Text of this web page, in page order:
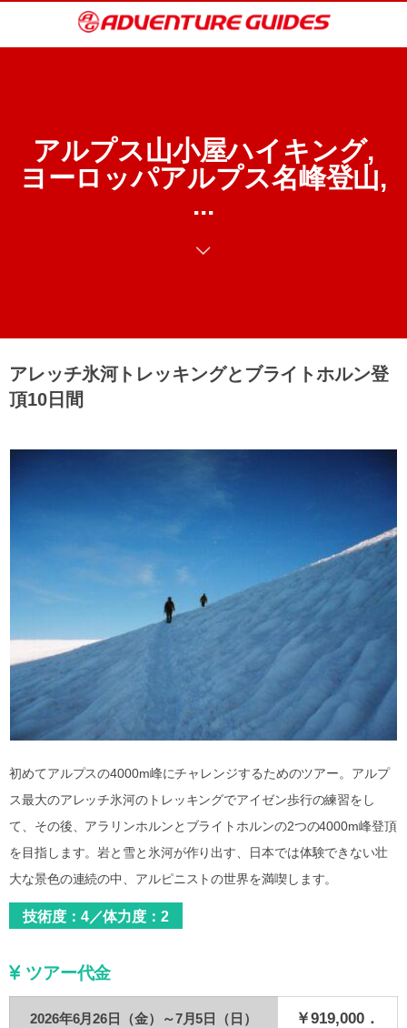
アルプス山小屋ハイキング,
ヨーロッパアルプス名峰登山,
...
アレッチ氷河トレッキングとブライトホルン登
頂10日間
初めてアルプスの4000m峰にチャレンジするためのツアー。アルプ
ス最大のアレッチ氷河のトレッキングでアイゼン歩行の練習をし
て、その後、アラリンホルンとブライトホルンの2つの4000m峰登頂
を目指します。岩と雪と氷河が作り出す、日本では体験できない壮
大な景色の連続の中、アルピニストの世界を満喫します。
技術度：4／体力度：2
ツアー代金
2026年6月26日（金）～7月5日（日） ￥919,000．